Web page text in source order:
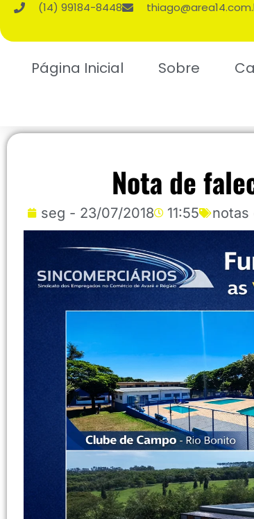
(14) 99184-8448
Página Inicial Sobre
Nota de
seg - 23/07/2018 11:55 notas